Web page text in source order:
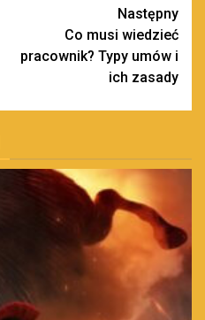
Następny
Co musi wiedzieć
pracownik? Typy umów i
ich zasady